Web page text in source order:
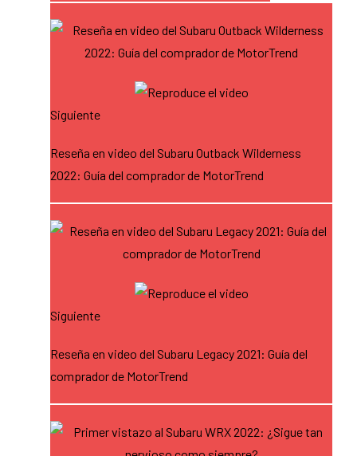
Siguiente
Reseña en video del Subaru Outback Wilderness
2022: Guía del comprador de MotorTrend
Siguiente
Reseña en video del Subaru Legacy 2021: Guía del
comprador de MotorTrend